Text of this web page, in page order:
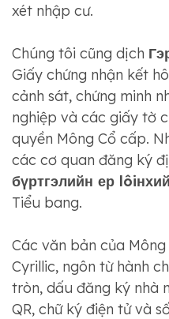
xét nhập cư.
Chúng tôi cũng dịch
Giấy chứng nhận kết
cảnh sát, chứng minh
nghiệp và các giấy tờ
quyền Mông Cổ cấp.
các cơ quan đăng ký
бүртгэлийн ер
Tiểu bang.
Các văn bản của
Cyrillic, ngôn từ hành
tròn, dấu đăng ký nhà
QR, chữ ký điện tử và